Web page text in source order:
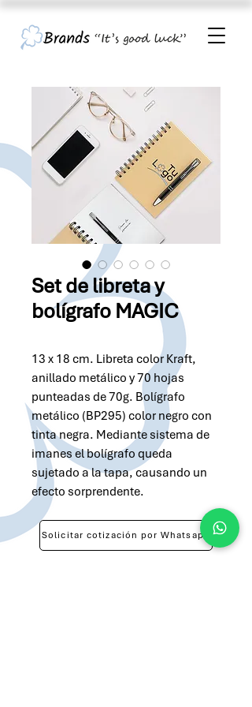
Set de libreta y
bolígrafo MAGIC
13 x 18 cm. Libreta color Kraft,
anillado metálico y 70 hojas
punteadas de 70g. Bolígrafo
metálico (BP295) color negro con
tinta negra. Mediante sistema de
imanes el bolígrafo queda
sujetado a la tapa, causando un
efecto sorprendente.
Solicitar cotización por Whatsapp